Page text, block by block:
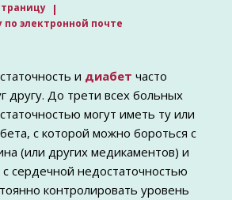
по электронной почте
и диабет часто
другу. До трети всех больных
могут иметь ту или
с которой можно бороться с
(или других медикаментов) и
сердечной недостаточностью
контролировать уровень